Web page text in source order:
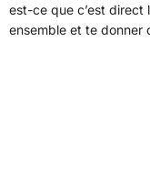
est-ce que c’est direct
ensemble et te donner